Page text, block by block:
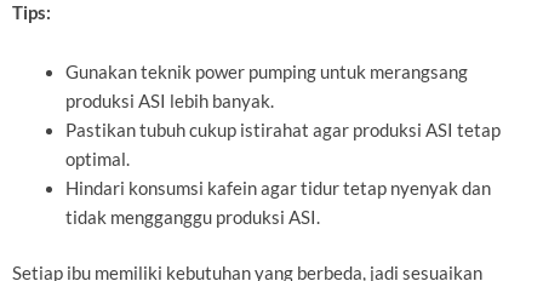
Tips:
Gunakan teknik power pumping untuk merangsang
produksi ASI lebih banyak.
Pastikan tubuh cukup istirahat agar produksi ASI tetap
optimal.
Hindari konsumsi kafein agar tidur tetap nyenyak dan
tidak mengganggu produksi ASI.
Setiap ibu memiliki kebutuhan yang berbeda, jadi sesuaikan